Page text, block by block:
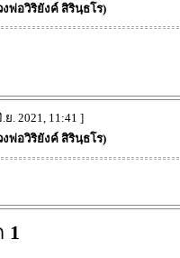
งพ่อวิริยังค์ สิรินฺธโร)
ย. 2021, 11:41 ]
งพ่อวิริยังค์ สิรินฺธโร)
1